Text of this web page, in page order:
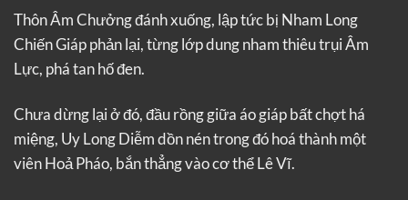
Thôn Âm Chưởng đánh xuống, lập tức bị Nham Long
Chiến Giáp phản lại, từng lớp dung nham thiêu trụi Âm
Lực, phá tan hố đen.
Chưa dừng lại ở đó, đầu rồng giữa áo giáp bất chợt há
miệng, Uy Long Diễm dồn nén trong đó hoá thành một
viên Hoả Pháo, bắn thẳng vào cơ thể Lê Vĩ.